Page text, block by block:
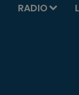
RADIO